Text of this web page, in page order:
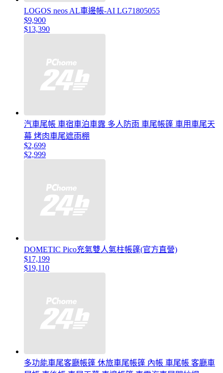
LOGOS neos AL車邊帳-AI LG71805055
$9,900
$13,390
汽車尾帳 車宿車泊車露 多人防雨 車尾帳篷 車用車尾天
幕 烤肉車尾遮雨棚
$2,699
$2,999
DOMETIC Pico充氣雙人氣柱帳篷(官方直營)
$17,199
$19,110
多功能車尾客廳帳篷 休旅車尾帳篷 內帳 車尾帳 客廳車